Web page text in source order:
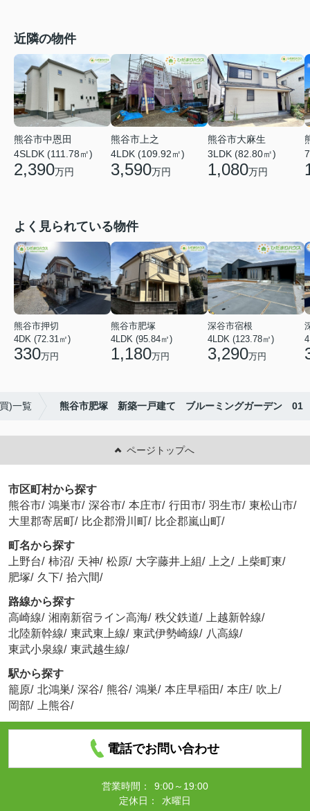
近隣の物件
熊谷市中恩田
4SLDK (111.78㎡)
2,390万円
熊谷市上之
4LDK (109.92㎡)
3,590万円
熊谷市大麻生
3LDK (82.80㎡)
1,080万円
よく見られている物件
熊谷市押切
4DK (72.31㎡)
330万円
熊谷市肥塚
4LDK (95.84㎡)
1,180万円
深谷市宿根
4LDK (123.78㎡)
3,290万円
)一覧 熊谷市肥塚 新築一戸建て ブルーミングガーデン 01
ページトップへ
市区町村から探す
熊谷市/ 鴻巣市/ 深谷市/ 本庄市/ 行田市/ 羽生市/ 東松山市/
大里郡寄居町/ 比企郡滑川町/ 比企郡嵐山町/
町名から探す
上野台/ 柿沼/ 天神/ 松原/ 大字藤井上組/ 上之/ 上柴町東/
肥塚/ 久下/ 拾六間/
路線から探す
高崎線/ 湘南新宿ライン高海/ 秩父鉄道/ 上越新幹線/
北陸新幹線/ 東武東上線/ 東武伊勢崎線/ 八高線/
東武小泉線/ 東武越生線/
駅から探す
籠原/ 北鴻巣/ 深谷/ 熊谷/ 鴻巣/ 本庄早稲田/ 本庄/ 吹上/
岡部/ 上熊谷/
電話でお問い合わせ
営業時間：
9:00～19:00
定休日：
水曜日